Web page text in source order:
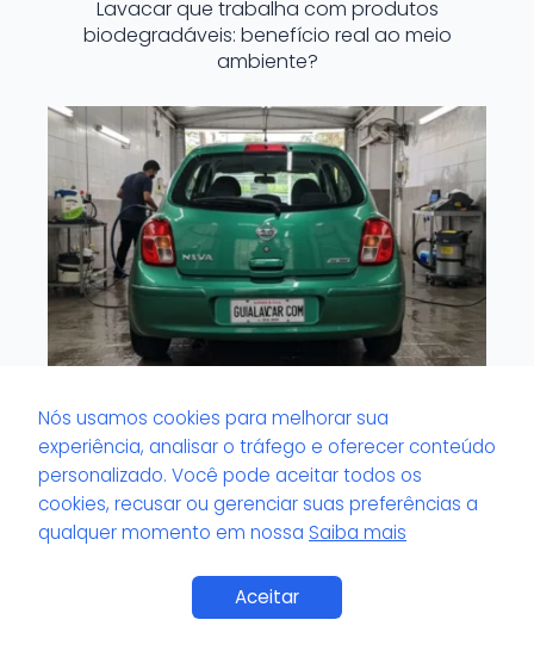
Lavacar que trabalha com produtos
biodegradáveis: benefício real ao meio
ambiente?
Lavacar com serviço de espelhamento: o
que é e quanto custa?
Nós usamos cookies para melhorar sua
experiência, analisar o tráfego e oferecer conteúdo
personalizado. Você pode aceitar todos os
cookies, recusar ou gerenciar suas preferências a
qualquer momento em nossa Saiba mais
Aceitar Saiba Mais